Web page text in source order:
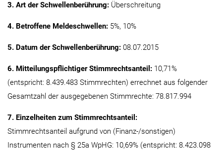
3. Art der Schwellenberührung: Überschreitung
4. Betroffene Meldeschwellen: 5%, 10%
5. Datum der Schwellenberührung: 08.07.2015
6. Mitteilungspflichtiger Stimmrechtsanteil: 10,71%
(entspricht: 8.439.483 Stimmrechten) errechnet aus folgender
Gesamtzahl der ausgegebenen Stimmrechte: 78.817.994
7. Einzelheiten zum Stimmrechtsanteil:
Stimmrechtsanteil aufgrund von (Finanz-/sonstigen)
Instrumenten nach § 25a WpHG: 10,69% (entspricht: 8.423.098